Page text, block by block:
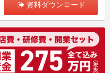
資料ダウンロード